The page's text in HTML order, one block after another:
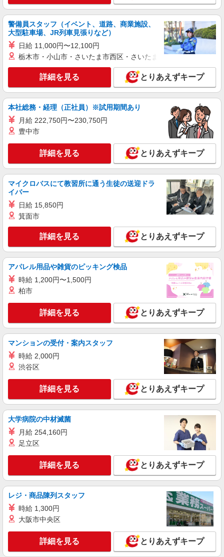
警備員スタッフ（イベント、道路、商業施設、
大型駐車場、JR列車見張りなど）
日給 11,000円〜12,100円
栃木市・小山市・さいたま市西区・さいたま市岩槻区・久喜市・
詳細を見る とりあえずキープ
本社総務・経理（正社員）※試用期間あり
月給 222,750円〜230,750円
豊中市
詳細を見る とりあえずキープ
マイクロバスにて教習所に通う生徒の送迎ドラ
イバー
日給 15,850円
箕面市
詳細を見る とりあえずキープ
アパレル用品や雑貨のピッキング検品
時給 1,200円〜1,500円
柏市
詳細を見る とりあえずキープ
マンションの受付・案内スタッフ
時給 2,000円
渋谷区
詳細を見る とりあえずキープ
大学病院の中材滅菌
月給 254,160円
足立区
詳細を見る とりあえずキープ
レジ・商品陳列スタッフ
時給 1,300円
大阪市中央区
詳細を見る とりあえずキープ